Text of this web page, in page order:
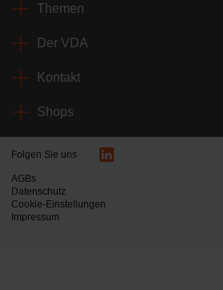
Themen
Der VDA
Kontakt
Shops
Folgen Sie uns
AGBs
Datenschutz
Cookie-Einstellungen
Impressum